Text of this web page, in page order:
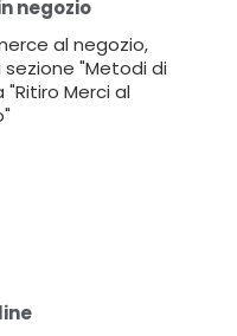
negozio
al negozio,
"Metodi di
Merci al